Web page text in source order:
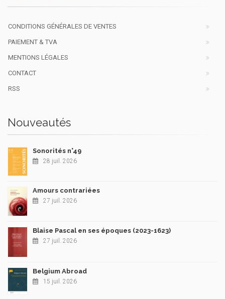
CONDITIONS GÉNÉRALES DE VENTES
PAIEMENT & TVA
MENTIONS LÉGALES
CONTACT
RSS
Nouveautés
Sonorités n°49
28 juil. 2026
Amours contrariées
27 juil. 2026
Blaise Pascal en ses époques (2023-1623)
27 juil. 2026
Belgium Abroad
15 juil. 2026